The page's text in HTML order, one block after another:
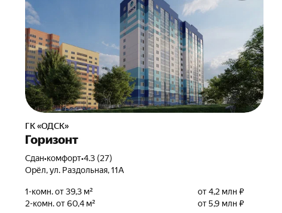
ГК «ОДСК»
Горизонт
Сдан•комфорт•4.3 (27)
Орёл, ул. Раздольная, 11А
1-комн. от 39,3 м²
от 4,2 млн ₽
2-комн. от 60,4 м²
от 5,9 млн ₽